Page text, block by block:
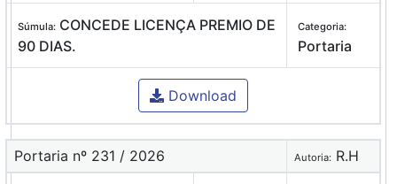
Súmula: CONCEDE LICENÇA PREMIO DE
90 DIAS.
Categoria:
Portaria
Download
Portaria nº 231 / 2026 Autoria: R.H